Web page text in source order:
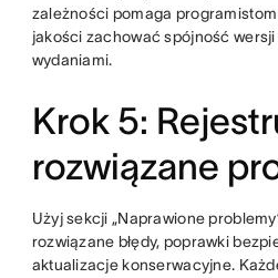
zależności pomaga
jakości zachować spójność
wydaniami.
Krok 5:
rozwiązane
Użyj sekcji „Naprawione
rozwiązane błędy, poprawki
aktualizacje konserwacyjne.